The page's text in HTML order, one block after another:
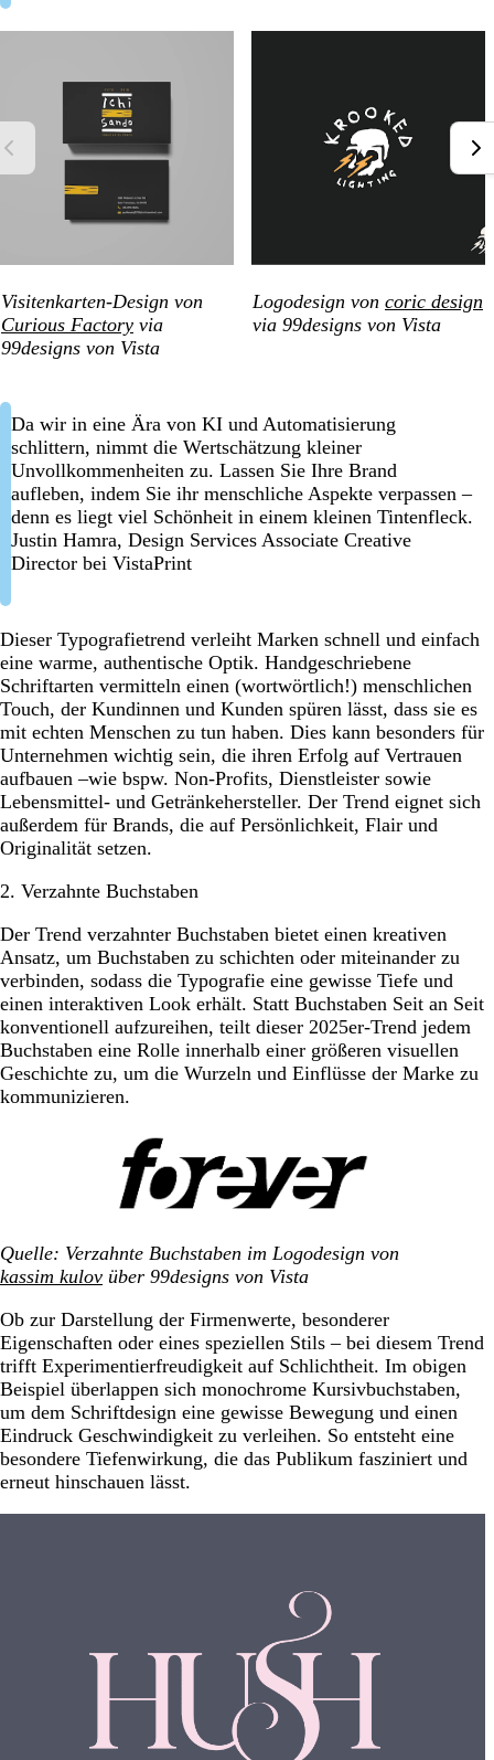
Visitenkarten-Design von
Curious Factory via
99designs von Vista
Logodesign von coric design
via 99designs von Vista
Da wir in eine Ära von KI und Automatisierung
schlittern, nimmt die Wertschätzung kleiner
Unvollkommenheiten zu. Lassen Sie Ihre Brand
aufleben, indem Sie ihr menschliche Aspekte verpassen –
denn es liegt viel Schönheit in einem kleinen Tintenfleck.
Justin Hamra, Design Services Associate Creative
Director bei VistaPrint
Dieser Typografietrend verleiht Marken schnell und einfach
eine warme, authentische Optik. Handgeschriebene
Schriftarten vermitteln einen (wortwörtlich!) menschlichen
Touch, der Kundinnen und Kunden spüren lässt, dass sie es
mit echten Menschen zu tun haben. Dies kann besonders für
Unternehmen wichtig sein, die ihren Erfolg auf Vertrauen
aufbauen –wie bspw. Non-Profits, Dienstleister sowie
Lebensmittel- und Getränkehersteller. Der Trend eignet sich
außerdem für Brands, die auf Persönlichkeit, Flair und
Originalität setzen.
2. Verzahnte Buchstaben
Der Trend verzahnter Buchstaben bietet einen kreativen
Ansatz, um Buchstaben zu schichten oder miteinander zu
verbinden, sodass die Typografie eine gewisse Tiefe und
einen interaktiven Look erhält. Statt Buchstaben Seit an Seit
konventionell aufzureihen, teilt dieser 2025er-Trend jedem
Buchstaben eine Rolle innerhalb einer größeren visuellen
Geschichte zu, um die Wurzeln und Einflüsse der Marke zu
kommunizieren.
Quelle: Verzahnte Buchstaben im Logodesign von
kassim kulov über 99designs von Vista
Ob zur Darstellung der Firmenwerte, besonderer
Eigenschaften oder eines speziellen Stils – bei diesem Trend
trifft Experimentierfreudigkeit auf Schlichtheit. Im obigen
Beispiel überlappen sich monochrome Kursivbuchstaben,
um dem Schriftdesign eine gewisse Bewegung und einen
Eindruck Geschwindigkeit zu verleihen. So entsteht eine
besondere Tiefenwirkung, die das Publikum fasziniert und
erneut hinschauen lässt.